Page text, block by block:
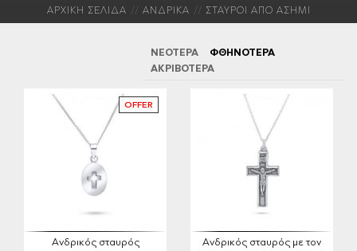
ΑΡΧΙΚΗ ΣΕΛΙΔΑ ΑΝΔΡΙΚΑ ΣΤΑΥΡΟΙ ΑΠΟ ΑΣΗΜΙ
ΝΕΟΤΕΡΑ
ΦΘΗΝΟΤΕΡΑ
ΑΚΡΙΒΟΤΕΡΑ
OFFER
Ανδρικός σταυρός
Ανδρικός σταυρός με τον